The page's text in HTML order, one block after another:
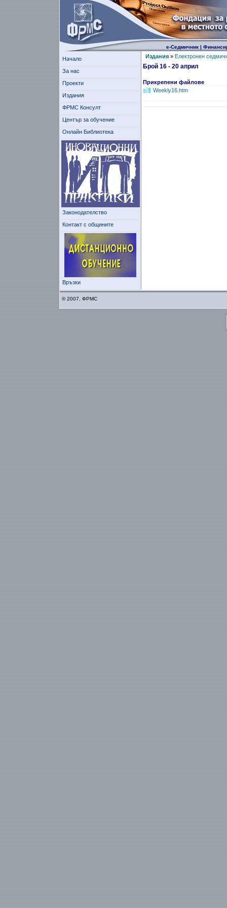
е-Седмичник|
Начало
За нас
Проекти
Издания
ФРМС Консулт
Център за обучение
Онлайн Библиотека
Законодателство
Контакт с общините
Връзки
Издания» Електронен
Брой 16 - 20 април
Прикрепени файлове
Weekly16.htm
© 2007, ФРМС